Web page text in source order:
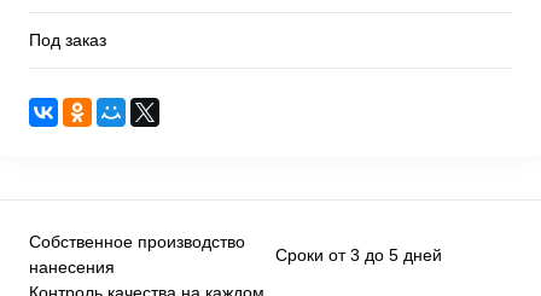
Под заказ
Собственное производство
нанесения
Сроки от 3 до 5 дней